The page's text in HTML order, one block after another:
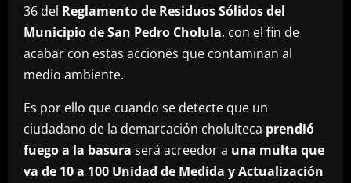
36 del Reglamento de Residuos Sólidos del
Municipio de San Pedro Cholula, con el fin de
acabar con estas acciones que contaminan al
medio ambiente.
Es por ello que cuando se detecte que un
ciudadano de la demarcación cholulteca prendió
fuego a la basura será acreedor a una multa que
va de 10 a 100 Unidad de Medida y Actualización